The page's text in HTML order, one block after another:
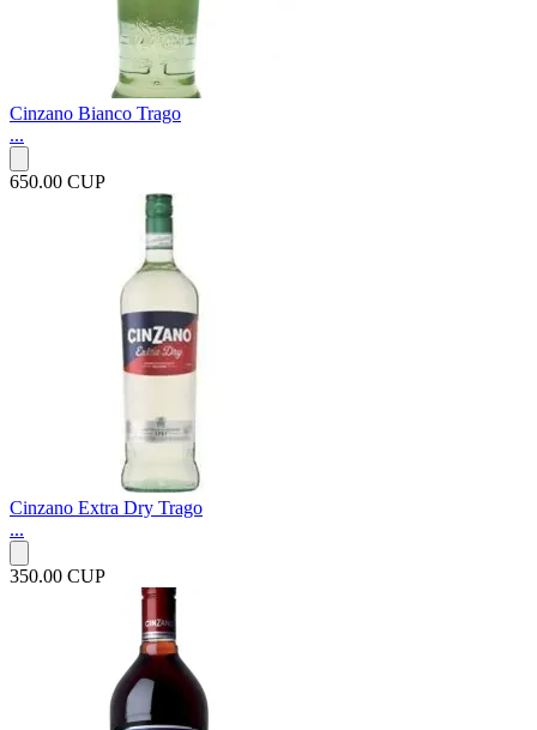
Cinzano Bianco Trago
...
650.00 CUP
Cinzano Extra Dry Trago
...
350.00 CUP